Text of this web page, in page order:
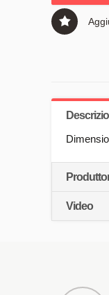
Video